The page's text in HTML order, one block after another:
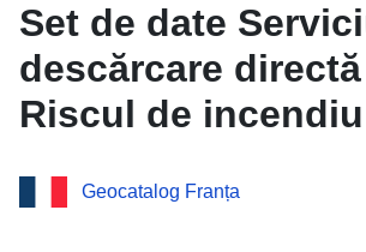
Set de date
descărcare directă
Riscul de incendiu
forestier în
Sollies-Ville
Geocatalog Franța